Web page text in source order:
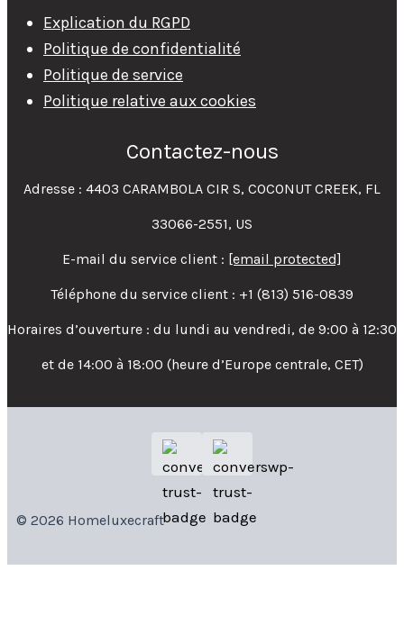
Explication du RGPD
Politique de confidentialité
Politique de service
Politique relative aux cookies
Contactez-nous
Adresse : 4403 CARAMBOLA CIR S, COCONUT CREEK, FL
33066-2551, US
E-mail du service client : [email protected]
Téléphone du service client : +1 (813) 516-0839
Horaires d’ouverture : du lundi au vendredi, de 9:00 à 12:30
et de 14:00 à 18:00 (heure d’Europe centrale, CET)
© 2026 Homeluxecraft